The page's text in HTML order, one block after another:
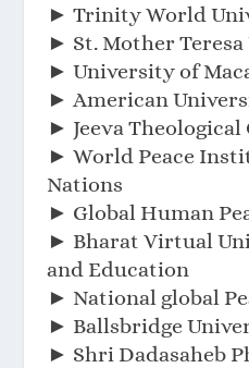
► Trinity World
► St. Mother
► University of
► American
► Jeeva
► World Peace
Nations
► Global Human
► Bharat Virtual
and Education
► National global
► Ballsbridge
► Shri Dadasaheb